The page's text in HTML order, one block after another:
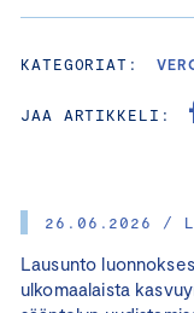
26.06.2026 /
Lausunto
ulkomaalaista
KATEGORIAT:
JAA ARTIKKELI: